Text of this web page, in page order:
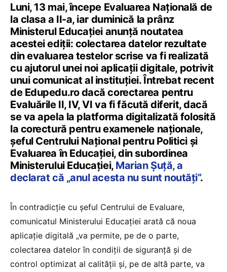
Luni, 13 mai, începe Evaluarea Națională de
la clasa a II-a, iar duminică la prânz
Ministerul Educației anunță noutatea
acestei ediții: colectarea datelor rezultate
din evaluarea testelor scrise va fi realizată
cu ajutorul unei noi aplicații digitale, potrivit
unui comunicat al instituției. Întrebat recent
de Edupedu.ro dacă corectarea pentru
Evaluările II, IV, VI va fi făcută diferit, dacă
se va apela la platforma digitalizată folosită
la corectură pentru examenele naționale,
șeful Centrului Național pentru Politici și
Evaluarea în Educației, din subordinea
Ministerului Educației, Marian Șuță, a
declarat că „anul acesta nu sunt noutăți”.
În contradicție cu șeful Centrului de Evaluare,
comunicatul Ministerului Educației arată că noua
aplicație digitală „va permite, pe de o parte,
colectarea datelor în condiții de siguranță și de
control optimizat al calității și, pe de altă parte, va